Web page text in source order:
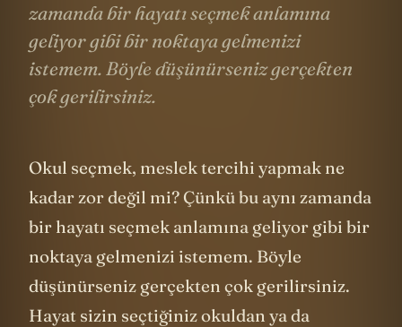
zamanda bir hayatı seçmek anlamına
geliyor gibi bir noktaya gelmenizi
istemem. Böyle düşünürseniz gerçekten
çok gerilirsiniz.
Okul seçmek, meslek tercihi yapmak ne
kadar zor değil mi? Çünkü bu aynı zamanda
bir hayatı seçmek anlamına geliyor gibi bir
noktaya gelmenizi istemem. Böyle
düşünürseniz gerçekten çok gerilirsiniz.
Hayat sizin seçtiğiniz okuldan ya da